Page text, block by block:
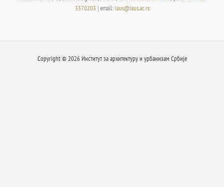
3370203 | email: iaus@iaus.ac.rs
Copyright © 2026 Институт за архитектуру и урбанизам Србије